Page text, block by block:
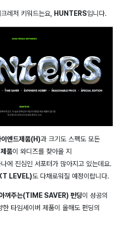
레저 키워드는요, HUNTERS입니다.
엔드제품(H)과 크기도 스펙도 모든
품이 와디즈를 찾아올 지
에 진심인 서포터가 많아지고 있는데요.
LEVEL)도 다채로워질 예정이랍니다.
껴주는(T IME SAVER) 펀딩이 성공의
타임세이버 제품이 올해도 펀딩의